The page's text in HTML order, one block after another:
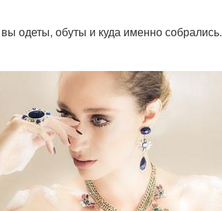
одеты, обуты и куда именно собрались.